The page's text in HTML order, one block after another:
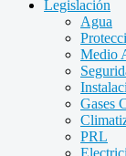
Legislación
Agua
Medio
Gases
PRL